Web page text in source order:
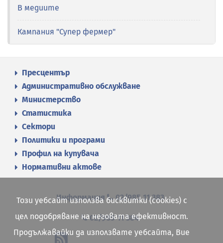
В медиите
Кампания "Супер фермер"
Пресцентър
Административно обслужване
Министерство
Статистика
Сектори
Политики и програми
Профил на купувача
Нормативни актове
Информация 02/985 11 383
02/985 11 384
Този уебсайт използва бисквитки (cookies) с
цел подобряване на неговата ефективност.
Продължавайки да използвате уебсайта, Вие